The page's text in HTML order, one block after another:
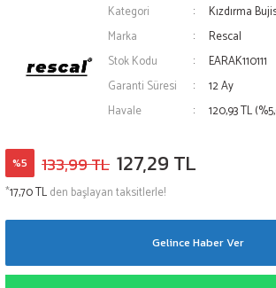
Kategori
Kızdırma
Marka
Rescal
Stok Kodu
EARAK110111
Garanti Süresi
12 Ay
Havale
120,93 TL
%5 133,99 TL 127,29 TL
*17,70 TLden başlayan taksitlerle!
Gelince Haber Ver